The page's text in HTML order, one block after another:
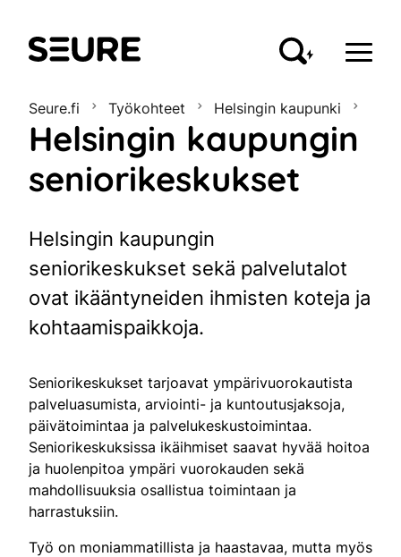
Seure
Seure.fi Työkohteet Helsingin kaupunki
Helsingin kaupungin
seniorikeskukset
Helsingin kaupungin
seniorikeskukset sekä palvelutalot
ovat ikääntyneiden ihmisten koteja ja
kohtaamispaikkoja.
Seniorikeskukset tarjoavat ympärivuorokautista
palveluasumista, arviointi- ja kuntoutusjaksoja,
päivätoimintaa ja palvelukeskustoimintaa.
Seniorikeskuksissa ikäihmiset saavat hyvää hoitoa
ja huolenpitoa ympäri vuorokauden sekä
mahdollisuuksia osallistua toimintaan ja
harrastuksiin.
Työ on moniammatillista ja haastavaa, mutta myös